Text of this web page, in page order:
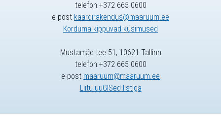
telefon +372 665 0600
e-post kaardirakendus@maaruum.ee
Korduma kippuvad küsimused
Mustamäe tee 51, 10621 Tallinn
telefon +372 665 0600
e-post maaruum@maaruum.ee
Liitu uuGISed listiga